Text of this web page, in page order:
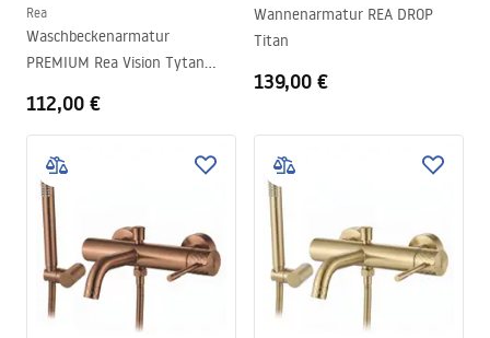
Rea
Waschbeckenarmatur
PREMIUM Rea Vision Tytan
112,00 €
Wannenarmatur REA DROP
Titan
139,00 €